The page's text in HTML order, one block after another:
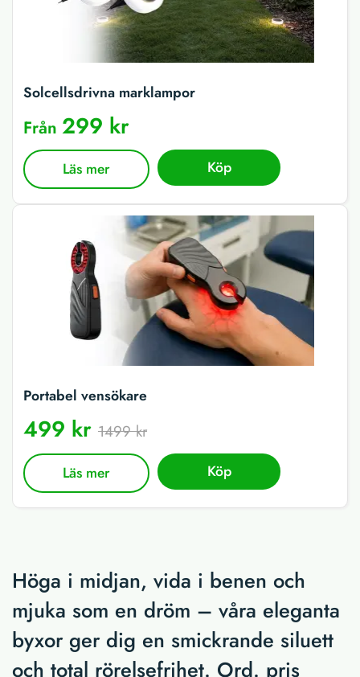
Solcellsdrivna marklampor
Från 299 kr
Läs mer Köp
Portabel vensökare
499 kr 1499 kr
Läs mer Köp
Höga i midjan, vida i benen och
mjuka som en dröm – våra eleganta
byxor ger dig en smickrande siluett
och total rörelsefrihet. Ord. pris